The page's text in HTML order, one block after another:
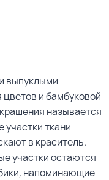
выпуклыми
и бамбуковой
называется
ткани
в краситель.
участки остаются
напоминающие